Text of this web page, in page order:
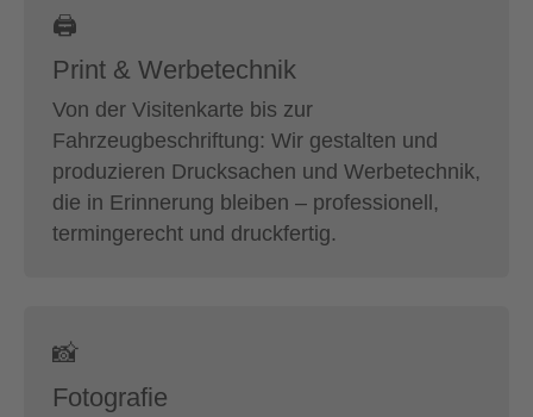
🖨
Print & Werbetechnik
Von der Visitenkarte bis zur
Fahrzeugbeschriftung: Wir gestalten und
produzieren Drucksachen und Werbetechnik,
die in Erinnerung bleiben – professionell,
termingerecht und druckfertig.
📸
Fotografie